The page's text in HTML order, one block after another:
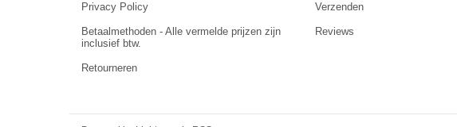
Privacy Policy
Betaalmethoden - Alle vermelde prijzen zijn
inclusief btw.
Retourneren
Verzenden
Reviews